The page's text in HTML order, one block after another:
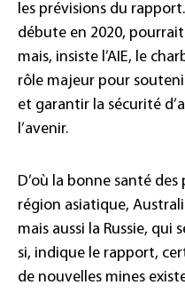
les prévisions du
débute en 2020,
mais, insiste l’AIE, le
rôle majeur pour
et garantir la sécurité
l’avenir.
D’où la bonne santé
région asiatique,
mais aussi la Russie, qui
si, indique le rapport,
de nouvelles mines